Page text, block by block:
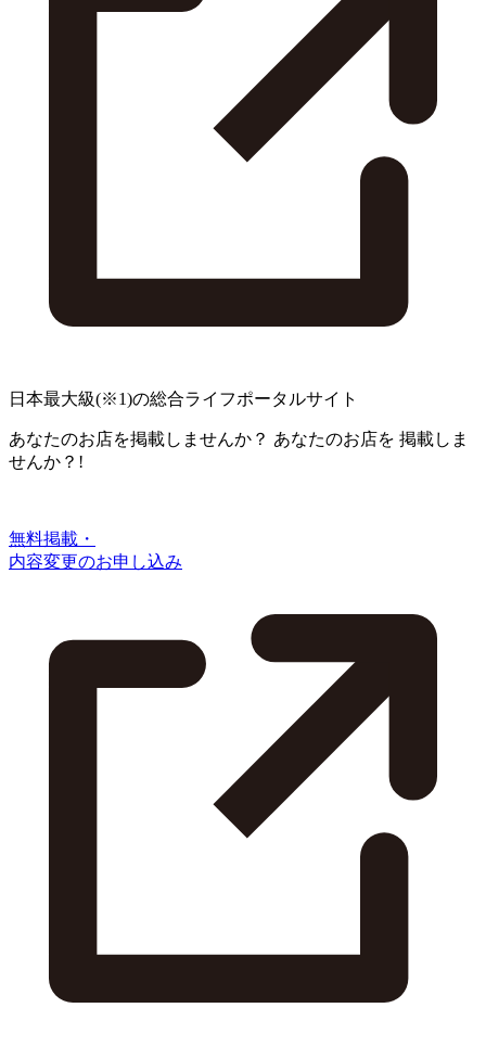
日本最大級(※1)の総合ライフポータルサイト
あなたのお店を掲載しませんか？ あなたのお店を 掲載しま
せんか？!
無料掲載・
内容変更のお申し込み